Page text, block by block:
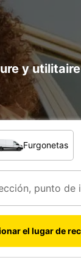
y
Furgonetas
el lugar de